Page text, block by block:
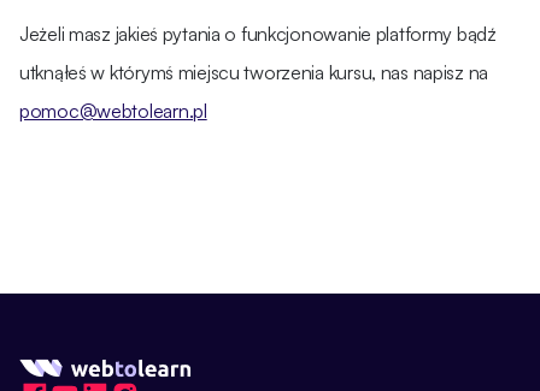
Jeżeli masz jakieś pytania o funkcjonowanie platformy bądź
utknąłeś w którymś miejscu tworzenia kursu, nas napisz na
pomoc@webtolearn.pl